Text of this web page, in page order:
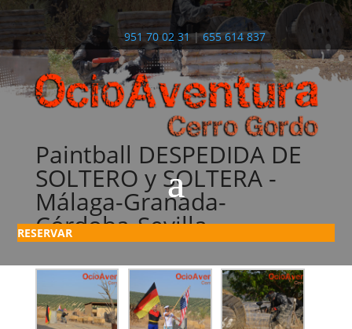
951 70 02 31|655 614 837
RESERVAR
Paintball DESPEDIDA DE
SOLTERO y SOLTERA -
Málaga-Granada-
Córdoba-Sevilla-